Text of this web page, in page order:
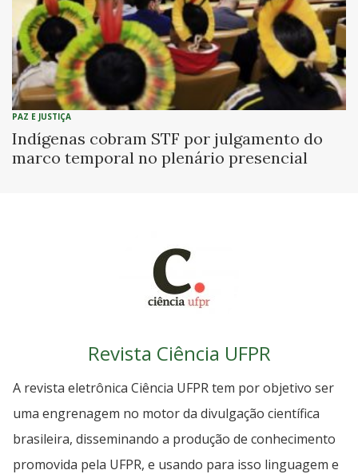
PAZ E JUSTIÇA
Indígenas cobram STF por julgamento do
marco temporal no plenário presencial
Revista Ciência UFPR
A revista eletrônica Ciência UFPR tem por objetivo ser
uma engrenagem no motor da divulgação científica
brasileira, disseminando a produção de conhecimento
promovida pela UFPR, e usando para isso linguagem e